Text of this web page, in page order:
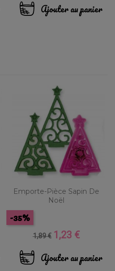
baseAjouter au panier
Emporte-Pièce Sapin De
Noël
Prix
base
1,89 €
-35%
Prix
1,23 €
Ajouter au panier